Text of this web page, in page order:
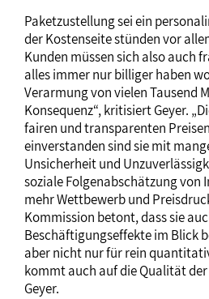
Paketzustellung sei ein
der Kostenseite stünden vor
Kunden müssen sich also auch
alles immer nur billiger haben
Verarmung von vielen Tausend
Konsequenz“, kritisiert Geyer.
fairen und transparenten
einverstanden sind sie mit
Unsicherheit und
soziale Folgenabschätzung von
mehr Wettbewerb und
Kommission betont, dass sie
Beschäftigungseffekte im Blick
aber nicht nur für rein
kommt auch auf die Qualität
Geyer.